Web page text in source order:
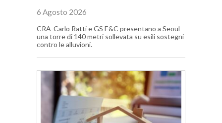
6 Agosto 2026
CRA-Carlo Ratti e GS E&C presentano a Seoul
una torre di 140 metri sollevata su esili sostegni
contro le alluvioni.